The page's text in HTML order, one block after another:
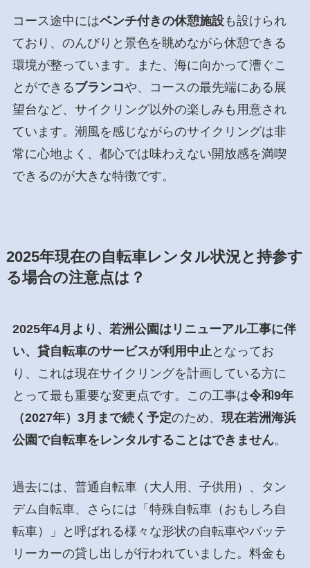
コース途中にはベンチ付きの休憩施設も設けられ
ており、のんびりと景色を眺めながら休憩できる
環境が整っています。また、海に向かって漕ぐこ
とができるブランコや、コースの最先端にある展
望台など、サイクリング以外の楽しみも用意され
ています。潮風を感じながらのサイクリングは非
常に心地よく、都心では味わえない開放感を満喫
できるのが大きな特徴です。
2025年現在の自転車レンタル状況と持参す
る場合の注意点は？
2025年4月より、若洲公園はリニューアル工事に伴
い、貸自転車のサービスが利用中止となってお
り、これは現在サイクリングを計画している方に
とって最も重要な変更点です。この工事は令和9年
（2027年）3月まで続く予定のため、 現在若洲海浜
公園で自転車をレンタルすることはできません。
過去には、普通自転車（大人用、子供用）、タン
デム自転車、さらには「特殊自転車（おもしろ自
転車）」と呼ばれる様々な形状の自転車やバッテ
リーカーの貸し出しが行われていました。料金も